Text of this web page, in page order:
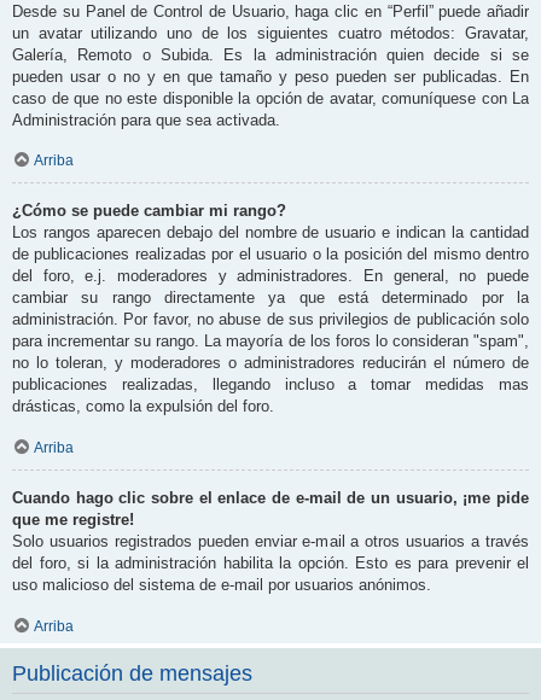
Desde su Panel de Control de Usuario, haga clic en “Perfil” puede añadir
un avatar utilizando uno de los siguientes cuatro métodos: Gravatar,
Galería, Remoto o Subida. Es la administración quien decide si se
pueden usar o no y en que tamaño y peso pueden ser publicadas. En
caso de que no este disponible la opción de avatar, comuníquese con La
Administración para que sea activada.
Arriba
¿Cómo se puede cambiar mi rango?
Los rangos aparecen debajo del nombre de usuario e indican la cantidad
de publicaciones realizadas por el usuario o la posición del mismo dentro
del foro, e.j. moderadores y administradores. En general, no puede
cambiar su rango directamente ya que está determinado por la
administración. Por favor, no abuse de sus privilegios de publicación solo
para incrementar su rango. La mayoría de los foros lo consideran "spam",
no lo toleran, y moderadores o administradores reducirán el número de
publicaciones realizadas, llegando incluso a tomar medidas mas
drásticas, como la expulsión del foro.
Arriba
Cuando hago clic sobre el enlace de e-mail de un usuario, ¡me pide
que me registre!
Solo usuarios registrados pueden enviar e-mail a otros usuarios a través
del foro, si la administración habilita la opción. Esto es para prevenir el
uso malicioso del sistema de e-mail por usuarios anónimos.
Arriba
Publicación de mensajes